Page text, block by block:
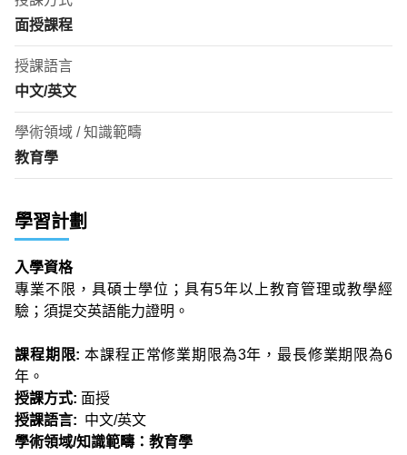
面授課程
授課語言
中文/英文
學術領域 / 知識範疇
教育學
學習計劃
入學資格
專業不限，具碩士學位；具有5年以上教育管理或教學經
驗；須提交英語能力證明。
課程期限:本課程正常修業期限為3年，最長修業期限為6
年。
授課方式: 面授
授課語言: 中文/英文
學術領域/知識範疇：教育學